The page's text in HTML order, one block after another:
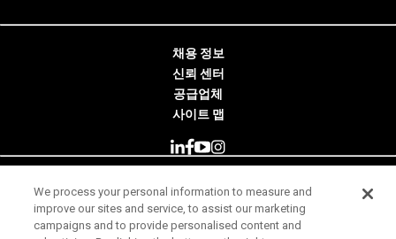
채용 정보
신뢰 센터
공급업체
사이트 맵
© 2026 Minitab, LLC. All Rights Reserved.
We process your personal information to measure and
improve our sites and service, to assist our marketing
campaigns and to provide personalised content and